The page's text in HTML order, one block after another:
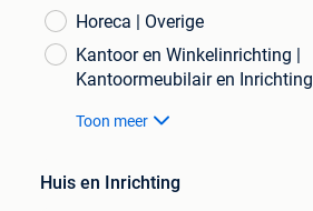
Horeca | Overige
Kantoor en Winkelinrichting |
Kantoormeubilair en Inrichting
Toon meer
Huis en Inrichting